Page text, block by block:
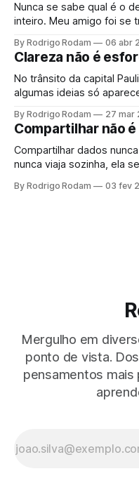
Nunca se sabe qual é o
inteiro. Meu amigo foi se
percebeu que era
By Rodrigo Rodam 06 abr
Clareza não é
No trânsito da capital
algumas ideias só
By Rodrigo Rodam 27 mar
Compartilhar não
Compartilhar dados
nunca viaja sozinha, ela
ilusão de que dados
By Rodrigo Rodam 03 fev
Mergulho em
ponto de vista.
pensamentos